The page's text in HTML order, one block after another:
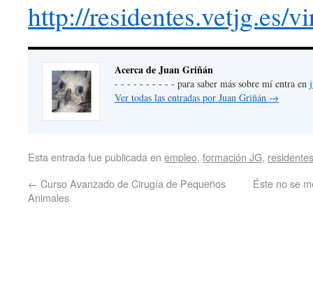
http://residentes.vetjg.es/
Acerca de Juan Griñán
- - - - - - - - - - para saber más sobre mí entra en
Ver todas las entradas por Juan Griñán →
Esta entrada fue publicada en empleo, formación JG,
← Curso Avanzado de Cirugía de Pequeños
Animales
Éste no se